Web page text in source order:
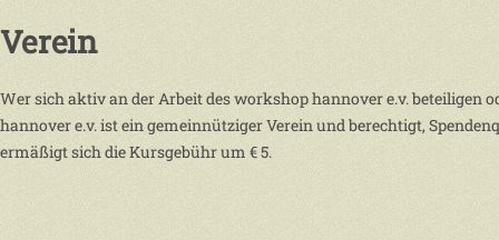
Verein
Wer sich aktiv an der Arbeit des workshop hannover e.v.
hannover e.v. ist ein gemeinnütziger Verein und berechtigt,
ermäßigt sich die Kursgebühr um € 5.